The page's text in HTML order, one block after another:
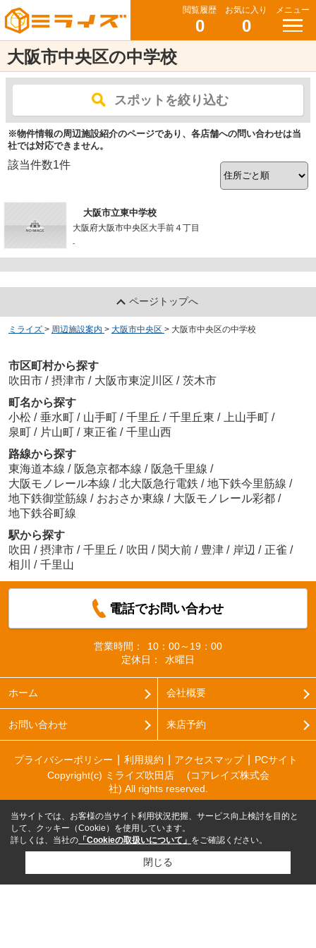
閲覧履歴
0
お気に入り
0
メニュー
大阪市中央区の中学校
スポットを絞り込む
※物件情報の周辺施設紹介のページであり、各店舗への問い合わせは当
社では対応できません。
該当件数1件
大阪市立東中学校
大阪府大阪市中央区大手前４丁目
-
ページトップへ
ミライズ > 周辺施設案内 > 大阪市中央区 > 大阪市中央区の中学校
市区町村から探す
吹田市 / 摂津市 / 大阪市東淀川区 / 茨木市
町名から探す
小松 / 垂水町 / 山手町 / 千里丘 / 千里丘東 / 上山手町 /
泉町 / 片山町 / 東正雀 / 千里山西
路線から探す
東海道本線 / 阪急京都本線 / 阪急千里線 /
大阪モノレール本線 / 北大阪急行電鉄 / 地下鉄今里筋線 /
地下鉄御堂筋線 / おおさか東線 / 大阪モノレール彩都 /
地下鉄谷町線
駅から探す
吹田 / 摂津市 / 千里丘 / 吹田 / 関大前 / 豊津 / 岸辺 / 正雀 /
相川
/ 千里山
電話でお問い合わせ
営業時間：
10：00～19：00
定休日：
水曜日
ホーム 会社概要
お問い合わせ 来店予約
プライバシーポリシー 利用規約 アクセスマップ
PCサイト
Copyright(c) ミライズ吹田店 (コアレイズ株式会
社) All rights reserved.
当サイトでは、お客様の当サイト利用状況把握、サービス向上検討を目的と
して、クッキー（Cookie）を使用しています。
詳しくは、当社の 「Cookieの取扱いについて」 をご確認ください。
閉じる